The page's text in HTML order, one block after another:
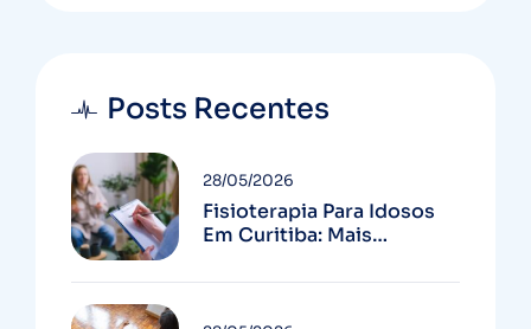
Posts Recentes
Fisioterapia Para Idosos
Em Curitiba: Mais
Quedas
28/05/2026